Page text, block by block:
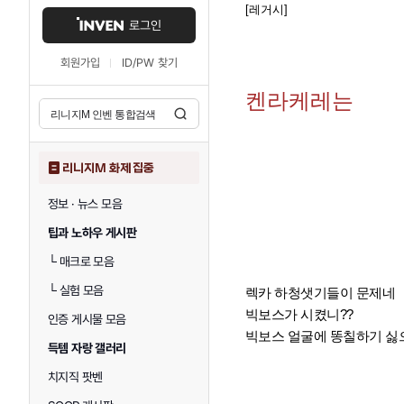
로그인
회원가입 ID/PW 찾기
리니지M 화제 집중
정보 · 뉴스 모음
팁과 노하우 게시판
└매크로 모음
└실험 모음
인증 게시물 모음
득템 자랑 갤러리
치지직 팟벤
[레거시]
켄라케레는
렉카 하청샛기들이 문제네
빅보스가 시켰니??
빅보스 얼굴에 똥칠하기 싫